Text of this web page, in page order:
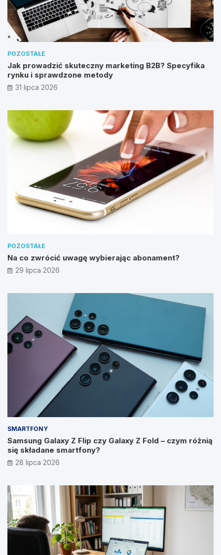
POZOSTAŁE
Jak prowadzić skuteczny marketing B2B? Specyfika
rynku i sprawdzone metody
31 lipca 2026
POZOSTAŁE
Na co zwrócić uwagę wybierając abonament?
29 lipca 2026
SMARTFONY
Samsung Galaxy Z Flip czy Galaxy Z Fold – czym różnią
się składane smartfony?
28 lipca 2026